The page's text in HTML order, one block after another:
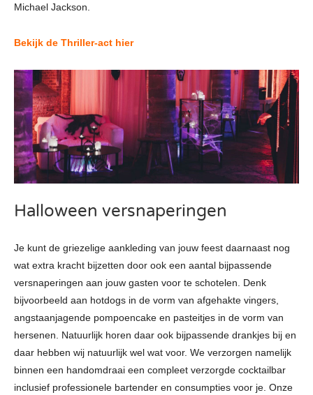
Michael Jackson.
Bekijk de Thriller-act hier
Halloween versnaperingen
Je kunt de griezelige aankleding van jouw feest daarnaast nog
wat extra kracht bijzetten door ook een aantal bijpassende
versnaperingen aan jouw gasten voor te schotelen. Denk
bijvoorbeeld aan hotdogs in de vorm van afgehakte vingers,
angstaanjagende pompoencake en pasteitjes in de vorm van
hersenen. Natuurlijk horen daar ook bijpassende drankjes bij en
daar hebben wij natuurlijk wel wat voor. We verzorgen namelijk
binnen een handomdraai een compleet verzorgde cocktailbar
inclusief professionele bartender en consumpties voor je. Onze